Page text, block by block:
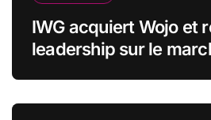
IWG acquiert Wojo et
leadership sur le